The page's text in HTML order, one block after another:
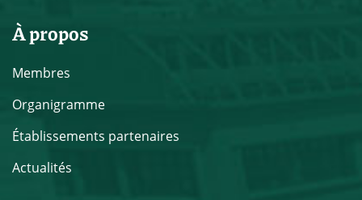
À propos
Membres
Organigramme
Établissements partenaires
Actualités